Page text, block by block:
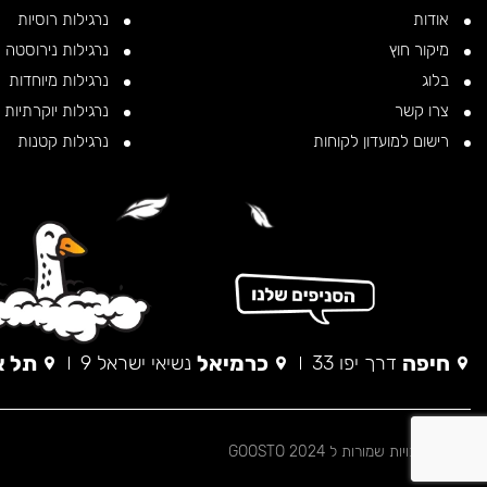
אודות
מיקור חוץ
בלוג
צרו קשר
רישום למועדון לקוחות
נרגילות רוסיות
נרגילות נירוסטה
נרגילות מיוחדות
נרגילות יוקרתיות
נרגילות קטנות
חיפה דרך יפו 33 כרמיאל נשיאי ישראל 9 תל
© כל הזכויות שמורות ל 2024 GOOSTO